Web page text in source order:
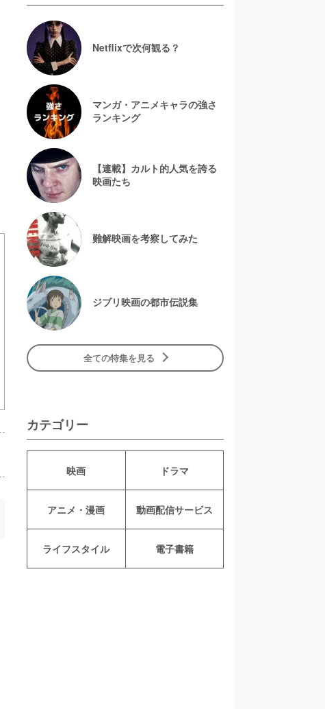
Netflixで次何観る？
マンガ・アニメキャラの強さ
ランキング
【連載】カルト的人気を誇る
映画たち
難解映画を考察してみた
ジブリ映画の都市伝説集
全ての特集を見る
カテゴリー
映画 ドラマ
アニメ・漫画 動画配信サービス
ライフスタイル 電子書籍